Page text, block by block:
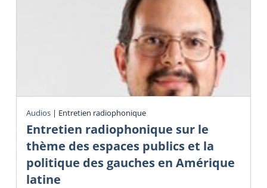
Audios | Entretien radiophonique
Entretien radiophonique sur le
thème des espaces publics et la
politique des gauches en Amérique
latine